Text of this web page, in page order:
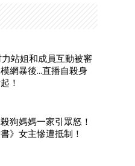
力站姐和成員互動被審
網暴後…直播自殺身
！
狗媽媽一家引眾怒！
》女主慘遭抵制！